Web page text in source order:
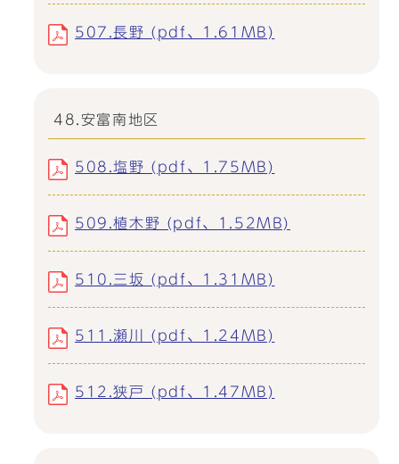
507.長野 (pdf、1.61MB)
48.安富南地区
508.塩野 (pdf、1.75MB)
509.植木野 (pdf、1.52MB)
510.三坂 (pdf、1.31MB)
511.瀬川 (pdf、1.24MB)
512.狭戸 (pdf、1.47MB)